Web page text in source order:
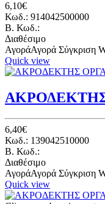
6,10€
Κωδ.: 914042500000
B. Κωδ.:
Διαθέσιμο
ΑγοράΑγορά Σύγκριση
Quick view
ΑΚΡΟΔΕΚΤΗΣ
6,40€
Κωδ.: 139042510000
B. Κωδ.:
Διαθέσιμο
ΑγοράΑγορά Σύγκριση
Quick view